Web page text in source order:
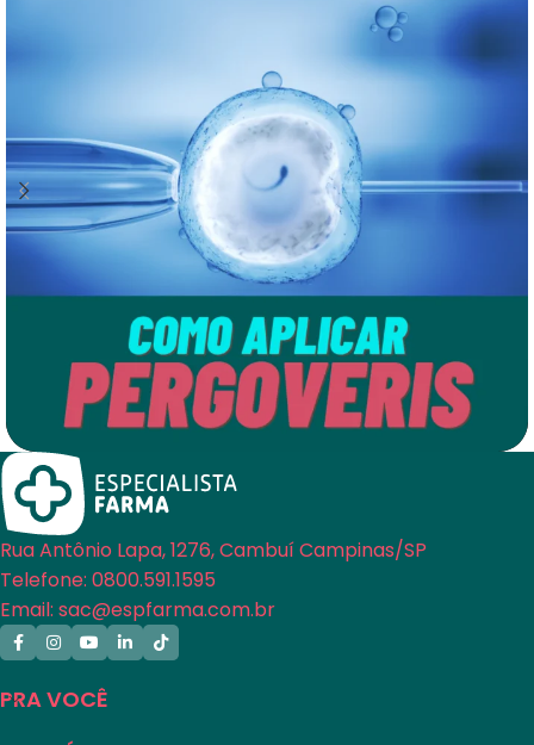
Aplicação
Pergoveris – Como Utilizar o Dispositivo
Aplicador
Rua Antônio Lapa, 1276, Cambuí Campinas/SP
Telefone: 0800.591.1595
Email: sac@espfarma.com.br
PRA VOCÊ